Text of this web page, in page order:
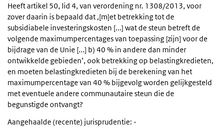
Heeft artikel 50, lid 4, van verordening nr. 1308/2013, voor
zover daarin is bepaald dat ,[m]et betrekking tot de
subsidiabele investeringskosten [...] wat de steun betreft de
volgende maximumpercentages van toepassing [zijn] voor de
bijdrage van de Unie [...] b) 40 % in andere dan minder
ontwikkelde gebieden’, ook betrekking op belastingkredieten,
en moeten belastingkredieten bij de berekening van het
maximumpercentage van 40 % bijgevolg worden gelijkgesteld
met eventuele andere communautaire steun die de
begunstigde ontvangt?
Aangehaalde (recente) jurisprudentie: -